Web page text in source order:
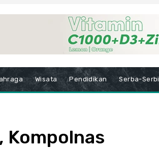
Wisata Pendidikan Serba-Serbi
Kompolnas